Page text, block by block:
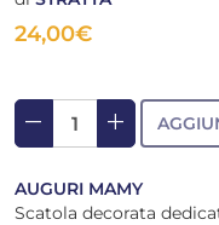
24,00€
remove add
AUGURI MAMY
Scatola decorata